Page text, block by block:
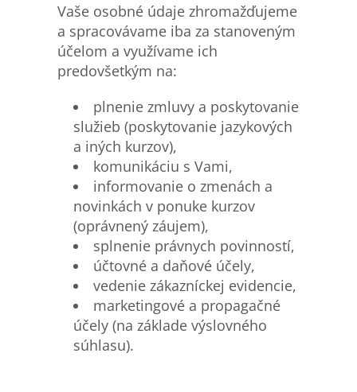
Vaše osobné údaje zhromažďujeme
a spracovávame iba za stanoveným
účelom a využívame ich
predovšetkým na:
plnenie zmluvy a poskytovanie
služieb (poskytovanie jazykových
a iných kurzov),
komunikáciu s Vami,
informovanie o zmenách a
novinkách v ponuke kurzov
(oprávnený záujem),
splnenie právnych povinností,
účtovné a daňové účely,
vedenie zákazníckej evidencie,
marketingové a propagačné
účely (na základe výslovného
súhlasu).